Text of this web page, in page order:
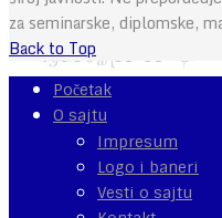
za seminarske, diplomske,
Back to Top
Početak
O sajtu
Impresum
Logo i baneri
Vesti o sajtu